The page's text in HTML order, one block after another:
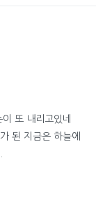
또 내리고있네
된 지금은 하늘에